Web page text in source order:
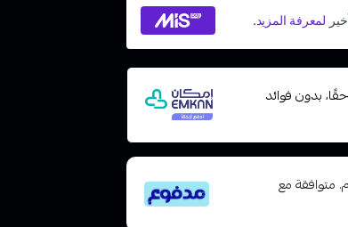
لاحقًا، بدون فوائد
أو رسوم. متوافقة مع